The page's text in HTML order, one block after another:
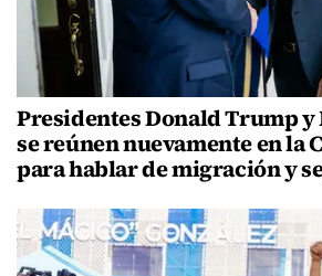
Presidentes Donald Trump y
se reúnen nuevamente en la
para hablar de migración y